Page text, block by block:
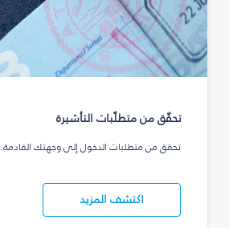
تحقّق من متطلّبات التأشيرة
تحقق من متطلبات الدخول إلى وجهتك القادمة.
اكتشف المزيد